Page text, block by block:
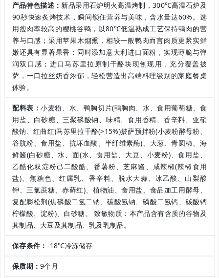
产品特色描述： 新品采用石炉明火高温烤制，300℃高温石炉及
90秒快速炙烤技术，瞬间锁住营养与美味，含水量达60%。选
用瘦肉率较高的樱桃谷鸭，以80℃低温熟成工艺保持鸭肉的营
养与口感；采用苹果木烟熏，相较一般鸭肉而言肉质更紧实鲜
嫩还具有显著果香；同时添加意大利进口面粉，实现薄脆与弹
润双口感；进口马苏里拉原制干酪块现刨现用，充分覆盖披
萨，一口拉丝奶香浓郁，轻松营造出高端料理级别的家庭餐桌
体验。
配料表：小麦粉、水、鸭胸切片(鸭胸肉、水、食用葡萄糖、食
用盐、白砂糖、三聚磷酸钠、味精、食用香精、香辛料、亚硝
酸钠、红曲红)马苏里拉千酪(>15%)披萨预拌粉(小麦粉酵母粉、
谷肮粉、食用盐、抗坏血酸、半纤维素酶)、大葱、青圆椒、海
鲜酱(白砂糖、水、面(水、食用盐、大豆、小麦粉)、食用盐、
乙酷化双淀粉己二酸酷、番薯粉、芝麻酱、咸辣椒(辣椒食用
盐)、焦糖色、红腐乳、香辛料、脱水大蒜、冰乙酸、山梨酸
钾、三氯蔗糖、赤藓红)、植物油、食用盐、食品加工用酵母、
复配膨松剂(焦磷酸二氢二钠、碳酸氢钠、磷酸二氢钙、碳酸钙
柠檬酸、淀粉)、白砂糖。 致敏物质：本产品含有含质的谷物及
其制品、大豆及其制品、乳及乳制品。
保存条件：-18℃冷冻储存
保质期：9个月